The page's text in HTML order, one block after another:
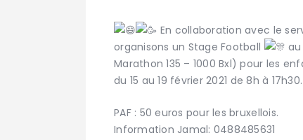
En collaboration avec le
organisons un Stage Football
Marathon 135 – 1000 Bxl) pour les
du 15 au 19 février 2021 de 8h à 17h30.
PAF : 50 euros pour les bruxellois.
Information Jamal: 0488485631